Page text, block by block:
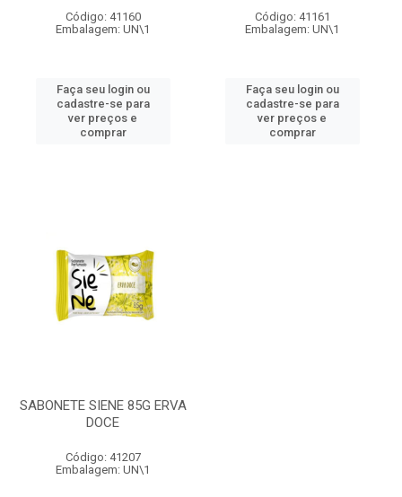
Código: 41160
Embalagem: UN\1
Faça seu login ou
cadastre-se para
ver preços e
comprar
Código: 41161
Embalagem: UN\1
Faça seu login ou
cadastre-se para
ver preços e
comprar
SABONETE SIENE 85G ERVA
DOCE
Código: 41207
Embalagem: UN\1